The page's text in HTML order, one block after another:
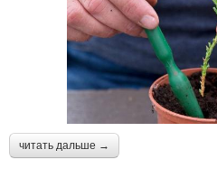
читать дальше →